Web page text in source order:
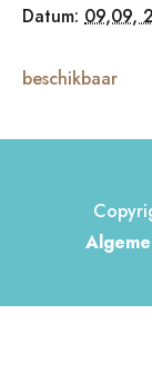
Datum: 09,09,
beschikbaar